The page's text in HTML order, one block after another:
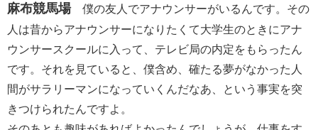
麻布競馬場僕の友人でアナウンサーがいるんです。その
人は昔からアナウンサーになりたくて大学生のときにアナ
ウンサースクールに入って、テレビ局の内定をもらったん
です。それを見ていると、僕含め、確たる夢がなかった人
間がサラリーマンになっていくんだなあ、という事実を突
きつけられたんですよ。